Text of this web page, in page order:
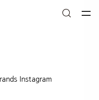
Instagram